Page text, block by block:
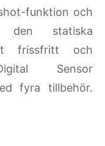
funktion och
den statiska
frissfritt och
Sensor
fyra tillbehör.